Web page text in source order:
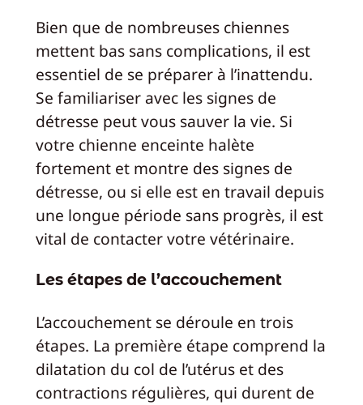
Bien que de nombreuses chiennes
mettent bas sans complications, il est
essentiel de se préparer à l’inattendu.
Se familiariser avec les signes de
détresse peut vous sauver la vie. Si
votre chienne enceinte halète
fortement et montre des signes de
détresse, ou si elle est en travail depuis
une longue période sans progrès, il est
vital de contacter votre vétérinaire.
Les étapes de l’accouchement
L’accouchement se déroule en trois
étapes. La première étape comprend la
dilatation du col de l’utérus et des
contractions régulières, qui durent de